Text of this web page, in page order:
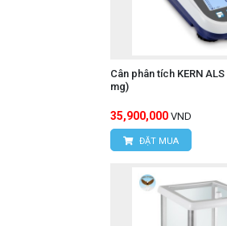
Cân phân tích KERN
mg)
35,900,000 VND
ĐẶT MUA